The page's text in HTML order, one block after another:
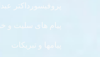
پروفیسورداکتر
پیام های سلیت و
پیامها و تبریکات